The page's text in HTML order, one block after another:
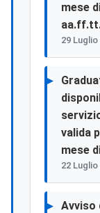
mese
29 Luglio
valida
mese
22 Luglio
Avviso